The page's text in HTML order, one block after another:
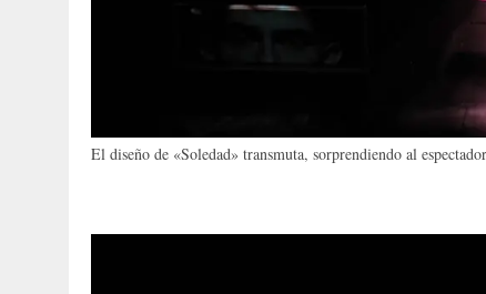
El diseño de «Soledad» transmuta, sorprendiendo al